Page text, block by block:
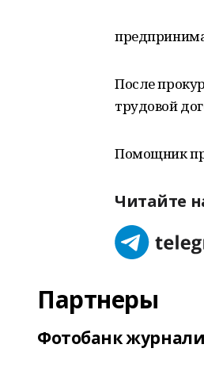
После
трудовой
Помощник
Читайте
Партнеры
Фотобанк